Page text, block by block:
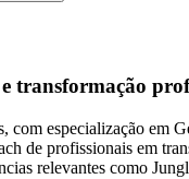
transformação
com especialização em
de profissionais em
relevantes como